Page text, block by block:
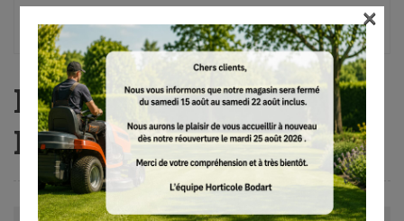
MS 151 TC-E, 30 cm,
PM3, 1/4″P P
×